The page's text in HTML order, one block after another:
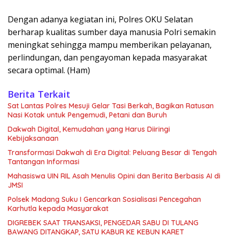
Dengan adanya kegiatan ini, Polres OKU Selatan
berharap kualitas sumber daya manusia Polri semakin
meningkat sehingga mampu memberikan pelayanan,
perlindungan, dan pengayoman kepada masyarakat
secara optimal. (Ham)
Berita Terkait
Sat Lantas Polres Mesuji Gelar Tasi Berkah, Bagikan Ratusan
Nasi Kotak untuk Pengemudi, Petani dan Buruh
Dakwah Digital, Kemudahan yang Harus Diiringi
Kebijaksanaan
Transformasi Dakwah di Era Digital: Peluang Besar di Tengah
Tantangan Informasi
Mahasiswa UIN RIL Asah Menulis Opini dan Berita Berbasis AI di
JMSI
Polsek Madang Suku I Gencarkan Sosialisasi Pencegahan
Karhutla kepada Masyarakat
DIGREBEK SAAT TRANSAKSI, PENGEDAR SABU DI TULANG
BAWANG DITANGKAP, SATU KABUR KE KEBUN KARET